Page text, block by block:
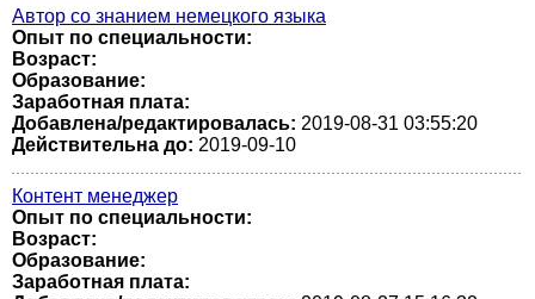
Автор со знанием немецкого языка
Опыт по специальности:
Возраст:
Образование:
Заработная плата:
Добавлена/редактировалась: 2019-08-31 03:55:20
Действительна до: 2019-09-10
Контент менеджер
Опыт по специальности:
Возраст:
Образование:
Заработная плата: